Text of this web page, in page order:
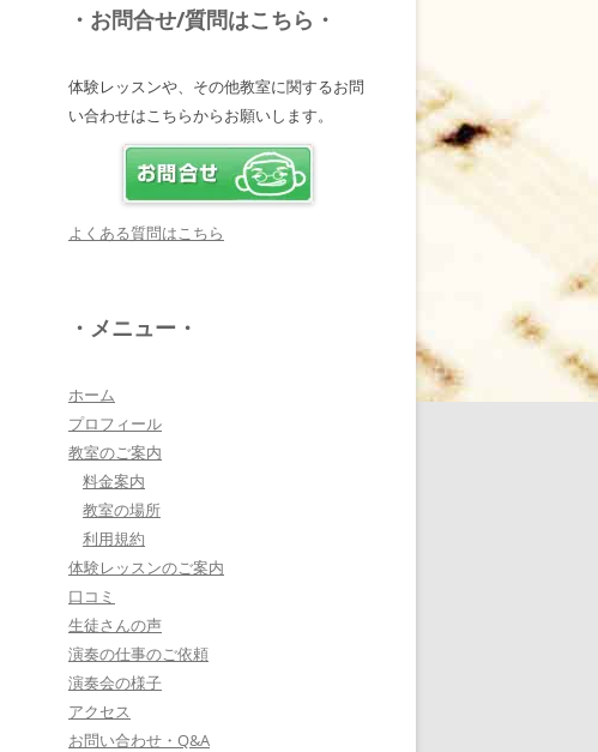
FMキタQ.ラジオパーソナ
知識が豊富で頼りになる
超おすすめしたい人です♪
詳しく見る・・・
電子オルガンプレーヤ
ともっともっと音楽大好
詳しく見る・・・
事。
保護者の方が指導者に求めることは…
詳しく見る・・・
上松さんとは、ラジオで
・お問合せ/質問はこちら・
体験レッスンや、その他教室に関するお問
い合わせはこちらからお願いします。
よくある質問はこちら
・メニュー・
ホーム
プロフィール
教室のご案内
料金案内
教室の場所
利用規約
体験レッスンのご案内
口コミ
生徒さんの声
演奏の仕事のご依頼
演奏会の様子
アクセス
お問い合わせ・Q&A